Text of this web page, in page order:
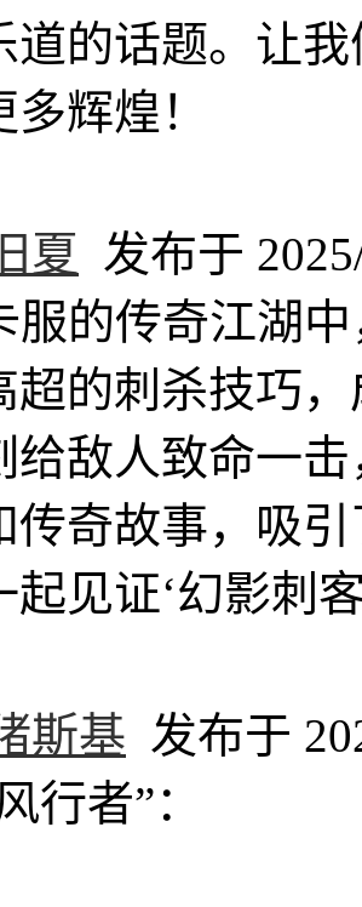
道的话题。让
辉煌！
夏 发布于
服的传奇江湖
超的刺杀技巧
给敌人致命一
传奇故事，吸
起见证‘幻影刺
斯基 发布于
行者”：